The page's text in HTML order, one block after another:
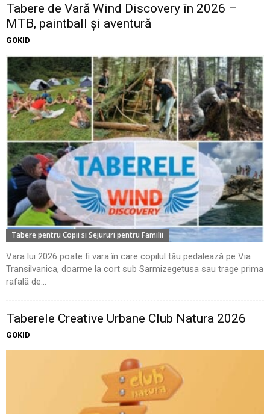
Tabere de Vară Wind Discovery în 2026 –
MTB, paintball și aventură
GOKID
Tabere pentru Copii si Sejururi pentru Familii
Vara lui 2026 poate fi vara în care copilul tău pedalează pe Via
Transilvanica, doarme la cort sub Sarmizegetusa sau trage prima
rafală de...
Taberele Creative Urbane Club Natura 2026
GOKID